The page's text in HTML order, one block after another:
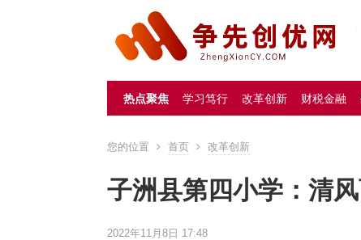
热点聚焦 学习笃行 改革创新 财税金融
您的位置 首页 改革创新
子洲县第四小学：清
2022年11月8日 17:48